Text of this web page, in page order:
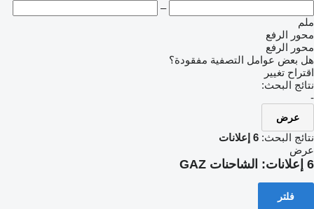
–
ملم
محور الرفع
محور الرفع
هل بعض عوامل التصفية مفقودة؟
اقتراح تغيير
نتائج البحث:
-
عرض
نتائج البحث: 6 إعلانات
عرض
6 إعلانات: الشاحنات GAZ
فلتر